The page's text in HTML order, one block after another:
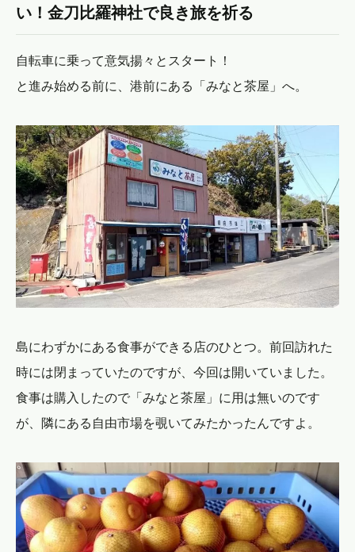
い！金刀比羅神社で良き旅を祈る
自転車に乗って意気揚々とスタート！
と進み始める前に、港前にある「みなと茶屋」へ。
島にわずかにある食事ができる店のひとつ。前回訪れた
時には閉まっていたのですが、今回は開いていました。
食事は購入したので「みなと茶屋」に用は無いのです
が、隣にある自由市場を覗いてみたかったんですよ。